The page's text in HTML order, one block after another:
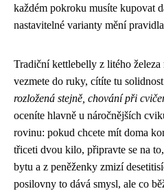
každém pokroku musíte kupovat
nastavitelné varianty mění
Tradiční kettlebelly z litého
vezmete do ruky, cítíte tu
rozložená stejně, chování při
oceníte hlavně u náročnějších
rovinu: pokud chcete mít doma
třiceti dvou kilo, připravte se na
bytu a z peněženky zmizí
posilovny to dává smysl, ale co